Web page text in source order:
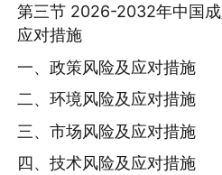
第三节 2026-2032年中国
应对措施
一、政策风险及应对措施
二、环境风险及应对措施
三、市场风险及应对措施
四、技术风险及应对措施